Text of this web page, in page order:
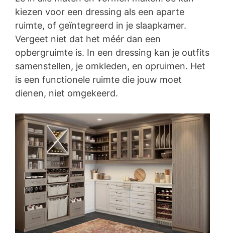
kiezen voor een dressing als een aparte
ruimte, of geïntegreerd in je slaapkamer.
Vergeet niet dat het méér dan een
opbergruimte is. In een dressing kan je outfits
samenstellen, je omkleden, en opruimen. Het
is een functionele ruimte die jouw moet
dienen, niet omgekeerd.